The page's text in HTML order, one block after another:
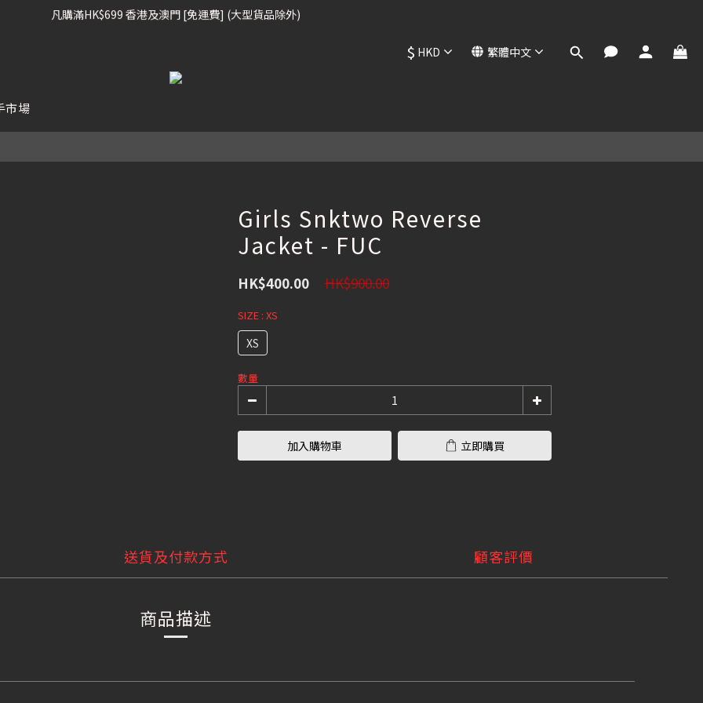
凡購滿HK$699 香港及澳門 [免運費] (大型貨品除外)
凡購滿HK$699 香港及澳門 [免運費] (大型貨品除外)
我們提供全球運送服務。（請查看運送政策）
$ HKD 繁體中文
市場
Girls Snktwo Reverse
Jacket - FUC
HK$900.00
HK$400.00
SIZE : XS
XS
數量
加入購物車 立即購買
送貨及付款方式 顧客評價
商品描述
立即購買